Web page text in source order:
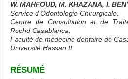
W. MAHFOUD, M. KHAZANA, I.
Service d’Odontologie Chirurgicale,
Centre de Consultation et de
Rochd Casablanca.
Faculté de médecine dentaire de
Université Hassan II
RÉSUMÉ